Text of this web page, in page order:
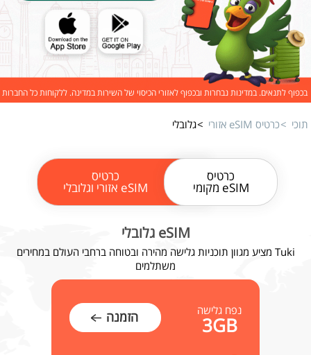
בכפוף לתנאים. במדינות נבחרות ובכפוף לאזורי הכיסוי של השירות במדינה. ללקוחות כל החברות
תוכי כרטיס eSIM אזורי גלובלי
כרטיס
eSIM מקומי
כרטיס
eSIM אזורי וגלובלי
eSIM גלובלי
Tuki מציע מגוון תוכניות גלישה מהירה ובטוחה ברחבי העולם במחירים
משתלמים
נפח גלישה
3GB הזמנה